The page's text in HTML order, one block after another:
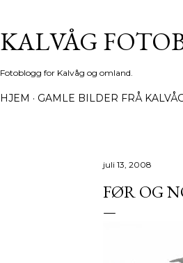
KALVÅG
Fotoblogg for Kalvåg og omland.
HJEM GAMLE BILDER FRÅ
juli 13, 2008
FØR OG